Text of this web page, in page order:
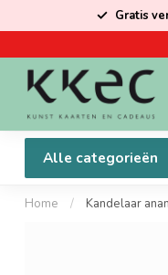
Gratis
Alle categorieën
Home / Kandelaar